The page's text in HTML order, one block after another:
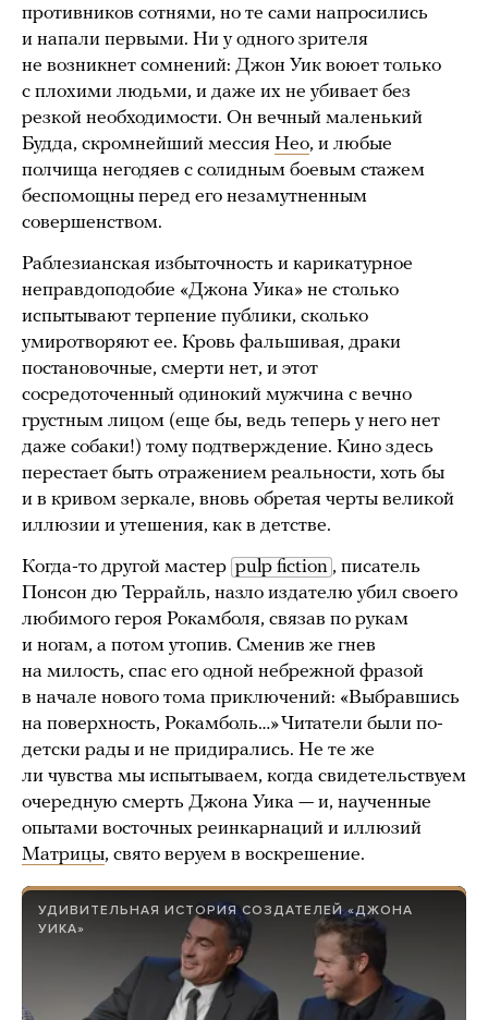
противников сотнями, но те сами напросились
и напали первыми. Ни у одного зрителя
не возникнет сомнений: Джон Уик воюет только
с плохими людьми, и даже их не убивает без
резкой необходимости. Он вечный маленький
Будда, скромнейший мессия Нео, и любые
полчища негодяев с солидным боевым стажем
беспомощны перед его незамутненным
совершенством.
Раблезианская избыточность и карикатурное
неправдоподобие «Джона Уика» не столько
испытывают терпение публики, сколько
умиротворяют ее. Кровь фальшивая, драки
постановочные, смерти нет, и этот
сосредоточенный одинокий мужчина с вечно
грустным лицом (еще бы, ведь теперь у него нет
даже собаки!) тому подтверждение. Кино здесь
перестает быть отражением реальности, хоть бы
и в кривом зеркале, вновь обретая черты великой
иллюзии и утешения, как в детстве.
Когда-то другой мастер pulp fiction , писатель
Понсон дю Террайль, назло издателю убил своего
любимого героя Рокамболя, связав по рукам
и ногам, а потом утопив. Сменив же гнев
на милость, спас его одной небрежной фразой
в начале нового тома приключений: «Выбравшись
на поверхность, Рокамболь…» Читатели были по-
детски рады и не придирались. Не те же
ли чувства мы испытываем, когда свидетельствуем
очередную смерть Джона Уика — и, наученные
опытами восточных реинкарнаций и иллюзий
Матрицы, свято веруем в воскрешение.
УДИВИТЕЛЬНАЯ ИСТОРИЯ СОЗДАТЕЛЕЙ «ДЖОНА
УИКА»